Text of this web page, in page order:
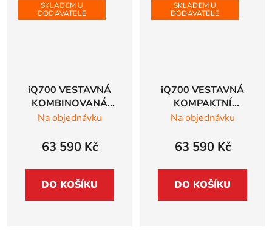
SKLADEM U
DODAVATELE
iQ700 VESTAVNÁ
KOMBINOVANÁ
PARNÍ TROUBA
černá - HS958GDD1
Na objednávku
63 590 Kč
DO KOŠÍKU
SKLADEM U
DODAVATELE
iQ700 VESTAVNÁ
KOMPAKTNÍ
KOMBINOVANÁ
Siemens studioLine,
CS958GDD1
Na objednávku
63 590 Kč
DO KOŠÍKU